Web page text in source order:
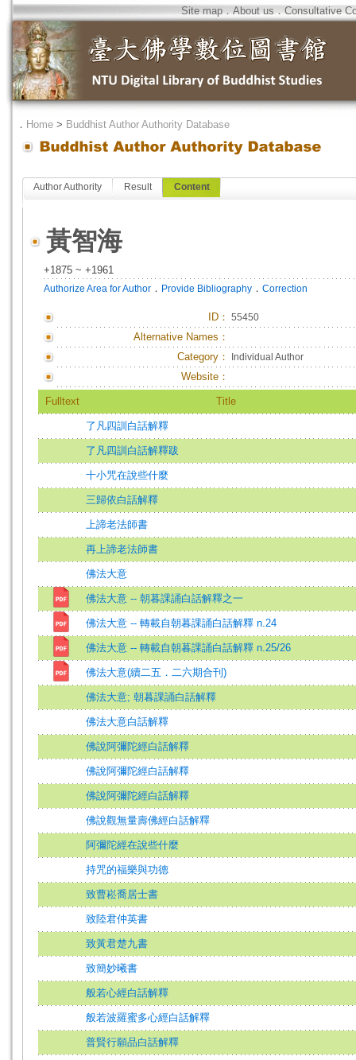
Site map．About us．Consultative
． Home > Buddhist Author Authority Database
Author Authority Result Content
黃智海
+1875 ~ +1961
Authorize Area for Author ． Provide Bibliography ． Correction
ID ： 55450
Alternative Names：
Category：
Individual Author
Website：
Fulltext Title
了凡四訓白話解釋
了凡四訓白話解釋跋
十小咒在說些什麼
三歸依白話解釋
上諦老法師書
再上諦老法師書
佛法大意
佛法大意 -- 朝暮課誦白話解釋之一
佛法大意 -- 轉載自朝暮課誦白話解釋 n.24
佛法大意 -- 轉載自朝暮課誦白話解釋 n.25/26
佛法大意(續二五．二六期合刊)
佛法大意; 朝暮課誦白話解釋
佛法大意白話解釋
佛說阿彌陀經白話解釋
佛說阿彌陀經白話解釋
佛說阿彌陀經白話解釋
佛說觀無量壽佛經白話解釋
阿彌陀經在說些什麼
持咒的福樂與功德
致曹崧喬居士書
致陸君仲英書
致黃君楚九書
致簡妙曦書
般若心經白話解釋
般若波羅蜜多心經白話解釋
普賢行願品白話解釋